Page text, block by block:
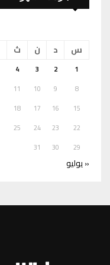
س
د ن ث
1
2
3
4
8
9
10
11
15
16
17
18
22
23
24
25
29
30
31
« يوليو